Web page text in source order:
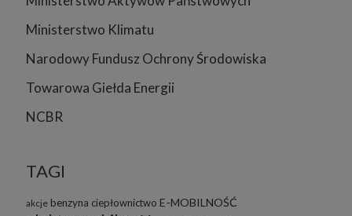
Ministerstwo Klimatu
Narodowy Fundusz Ochrony Środowiska
Towarowa Giełda Energii
NCBR
TAGI
akcje benzyna ciepłownictwo E-MOBILNOŚĆ